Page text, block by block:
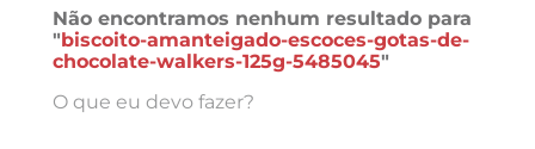
Não encontramos nenhum resultado para
"biscoito-amanteigado-escoces-gotas-de-
chocolate-walkers-125g-5485045"
O que eu devo fazer?